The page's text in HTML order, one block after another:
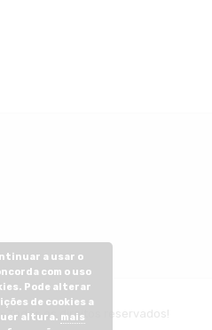
Todos os direitos reservados!
a usar o
com o uso
Pode alterar
de cookies a
altura. mais